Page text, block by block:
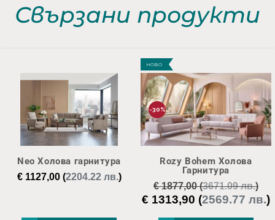
Свързани продукти
Neo Холова гарнитура
€1127,00(2204.22 лв.)
НОВО
-30%
Rozy Bohem Холова
Гарнитура
€1877,00(3671.09 лв.)
Original
€ 1313,90 (2569.77 лв.)